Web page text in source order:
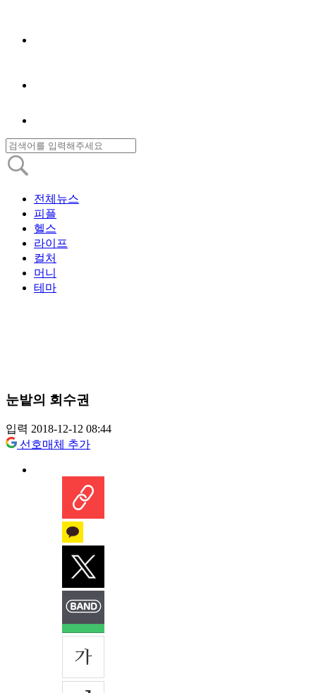
전체뉴스
피플
헬스
라이프
컬처
머니
테마
눈밭의 회수권
입력 2018-12-12 08:44
선호매체 추가